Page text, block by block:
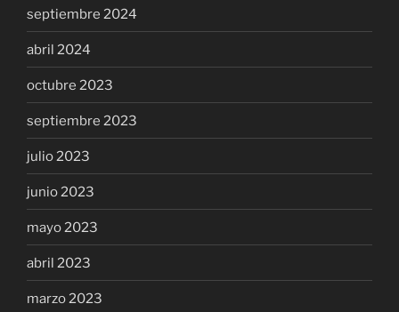
septiembre 2024
abril 2024
octubre 2023
septiembre 2023
julio 2023
junio 2023
mayo 2023
abril 2023
marzo 2023